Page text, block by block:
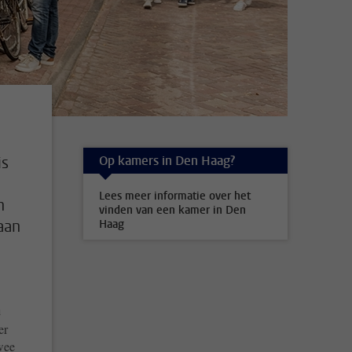
Op kamers in Den Haag?
Lees meer informatie over het
vinden van een kamer in Den
Haag